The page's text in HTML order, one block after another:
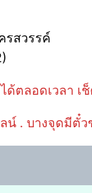
รสวรรค์
ด้ตลอดเวลา
น์ . บางจุดมีตั๋